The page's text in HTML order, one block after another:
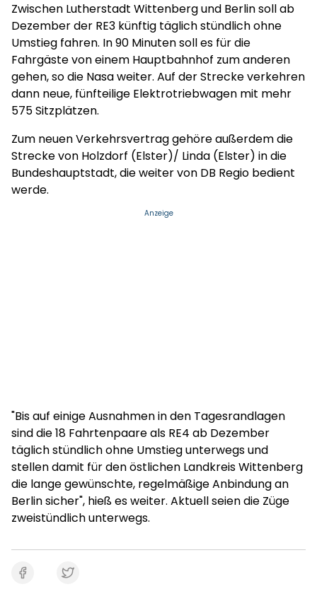
Zwischen Lutherstadt Wittenberg und Berlin soll ab
Dezember der RE3 künftig täglich stündlich ohne
Umstieg fahren. In 90 Minuten soll es für die
Fahrgäste von einem Hauptbahnhof zum anderen
gehen, so die Nasa weiter. Auf der Strecke verkehren
dann neue, fünfteilige Elektrotriebwagen mit mehr
575 Sitzplätzen.
Zum neuen Verkehrsvertrag gehöre außerdem die
Strecke von Holzdorf (Elster)/ Linda (Elster) in die
Bundeshauptstadt, die weiter von DB Regio bedient
werde.
Anzeige
"Bis auf einige Ausnahmen in den Tagesrandlagen
sind die 18 Fahrtenpaare als RE4 ab Dezember
täglich stündlich ohne Umstieg unterwegs und
stellen damit für den östlichen Landkreis Wittenberg
die lange gewünschte, regelmäßige Anbindung an
Berlin sicher", hieß es weiter. Aktuell seien die Züge
zweistündlich unterwegs.